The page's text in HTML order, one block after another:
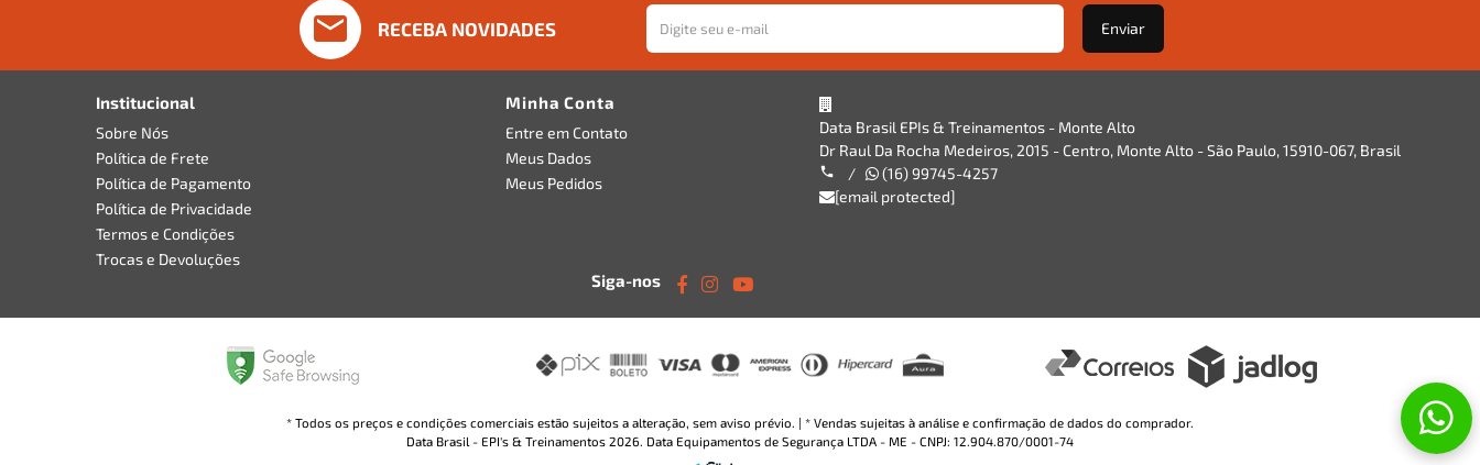
RECEBA NOVIDADES Enviar
Institucional
Sobre Nós
Política de Frete
Política de Pagamento
Política de Privacidade
Termos e Condições
Trocas e Devoluções
Minha Conta
Entre em Contato
Meus Dados
Meus Pedidos
Data Brasil EPIs & Treinamentos - Monte Alto
Dr Raul Da Rocha Medeiros, 2015 - Centro, Monte Alto - São Paulo, 15910-067, Brasil
/
(16) 99745-4257
[email protected]
Siga-nos
* Todos os preços e condições comerciais estão sujeitos a alteração, sem aviso prévio. | * Vendas sujeitas à análise e confirmação de dados do comprador.
Data Brasil - EPI's & Treinamentos 2026. Data Equipamentos de Segurança LTDA - ME - CNPJ: 12.904.870/0001-74